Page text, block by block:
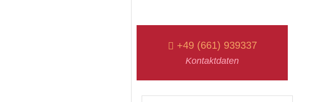
+49 (661) 939337
Kontaktdaten